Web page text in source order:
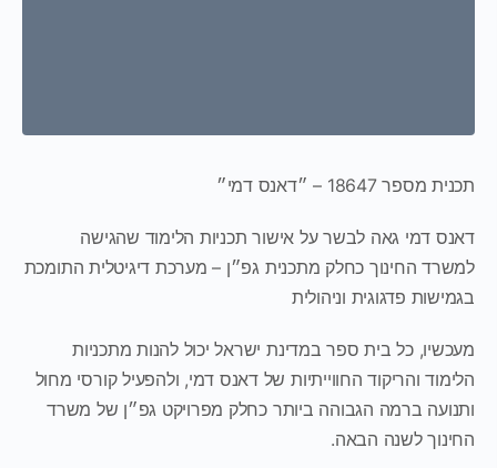
18647 – ״דאנס דמי״
דמי גאה לבשר על אישור תכניות הלימוד שהגישה
החינוך כחלק מתכנית גפ״ן – מערכת דיגיטלית התומכת
פדגוגית וניהולית
כל בית ספר במדינת ישראל יכול להנות מתכניות
והריקוד החווייתיות של דאנס דמי, ולהפעיל קורסי מחול
ברמה הגבוהה ביותר כחלק מפרויקט גפ״ן של משרד
לשנה הבאה.